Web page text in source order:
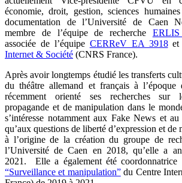
économie, droit, gestion, sciences
documentation de l’Université de Caen
membre de l’équipe de recherche
associée de l’équipe CERReV EA 3918et
Internet & Société (CNRS France).
Après avoir longtemps étudié les transferts
du théâtre allemand et français à l’époque
récemment orienté ses recherches sur
propagande et de manipulation dans le
s’intéresse notamment aux Fake News et
qu’aux questions de liberté d’expression et
à l’origine de la création du groupe de
l’Université de Caen en 2018, qu’elle a
2021. Elle a également été
“Surveillance et manipulation”du Centre